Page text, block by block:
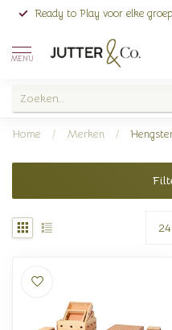
Ready to Play voor elke groep
MENU
Home / Merken /